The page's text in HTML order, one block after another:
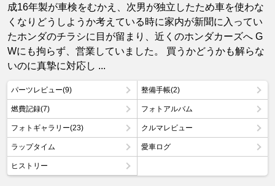
成16年製が車検をむかえ、次男が独立したため車を使わな
くなりどうしようか考えている時に家内が新聞に入ってい
たホンダのチラシに目が留まり、近くのホンダカーズへ G
Wにも拘らず、営業していました。 買うかどうかも解らな
いのに真摯に対応し ...
パーツレビュー(9) 整備手帳(2)
燃費記録(7) フォトアルバム
フォトギャラリー(23) クルマレビュー
ラップタイム 愛車ログ
ヒストリー